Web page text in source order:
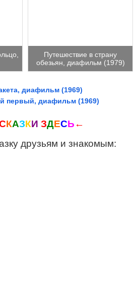
Путешествие в страну
обезьян, диафильм (1979)
диафильм (1969)
первый, диафильм (1969)
КАЗКИ ЗДЕСЬ ←
друзьям и знакомым: